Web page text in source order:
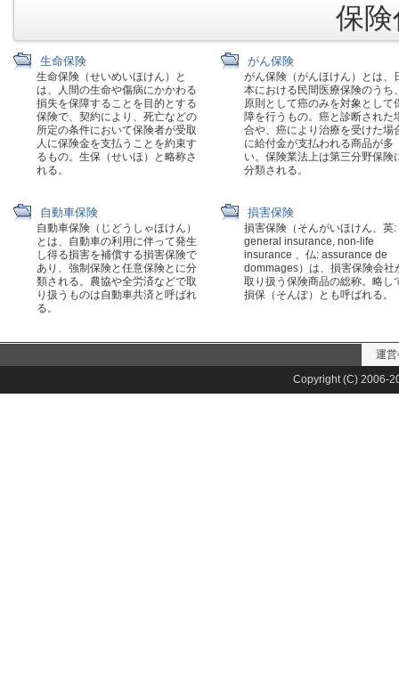
保
生命保険
生命保険（せいめいほけん）と
は、人間の生命や傷病にかかわる
損失を保障することを目的とする
保険で、契約により、死亡などの
所定の条件において保険者が受取
人に保険金を支払うことを約束す
るもの。生保（せいほ）と略称さ
れる。
がん保険
がん保険（がんほけん）とは、
本における民間医療保険のうち
原則として癌のみを対象として
障を行うもの。癌と診断された
合や、癌により治療を受けた場
に給付金が支払われる商品が多
い。保険業法上は第三分野保険
分類される。
自動車保険
自動車保険（じどうしゃほけん）
とは、自動車の利用に伴って発生
し得る損害を補償する損害保険で
あり、強制保険と任意保険とに分
類される。農協や全労済などで取
り扱うものは自動車共済と呼ばれ
る。
損害保険
損害保険（そんがいほけん、英:
general insurance, non-life
insurance 、仏: assurance de
dommages）は、損害保険会社
取り扱う保険商品の総称。略し
損保（そんぽ）とも呼ばれる。
運
Copyright (C) 2006-